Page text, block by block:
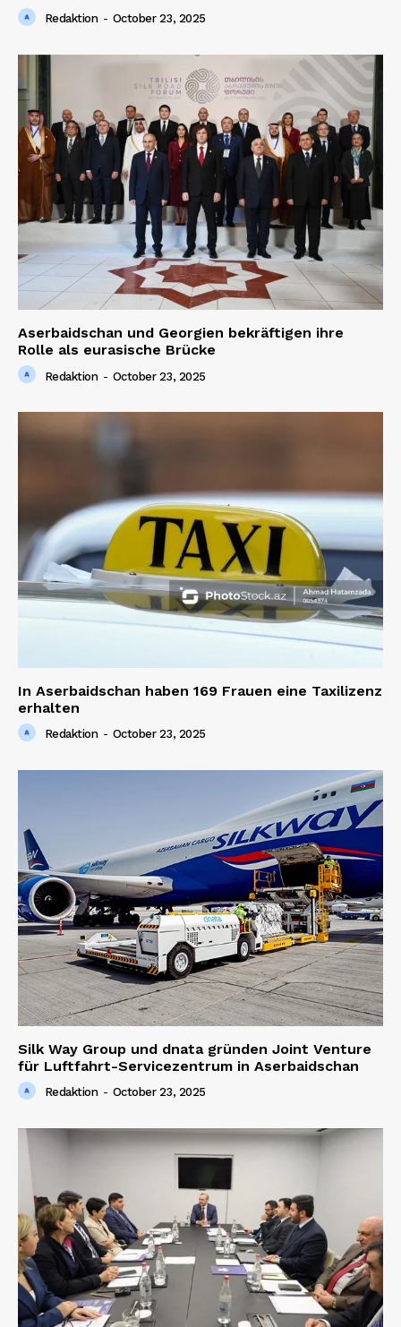
Redaktion - October 23, 2025
Aserbaidschan und Georgien bekräftigen ihre
Rolle als eurasische Brücke
Redaktion - October 23, 2025
In Aserbaidschan haben 169 Frauen eine Taxilizenz
erhalten
Redaktion - October 23, 2025
Silk Way Group und dnata gründen Joint Venture
für Luftfahrt-Servicezentrum in Aserbaidschan
Redaktion - October 23, 2025